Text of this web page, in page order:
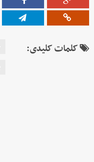
کلمات کلیدی: